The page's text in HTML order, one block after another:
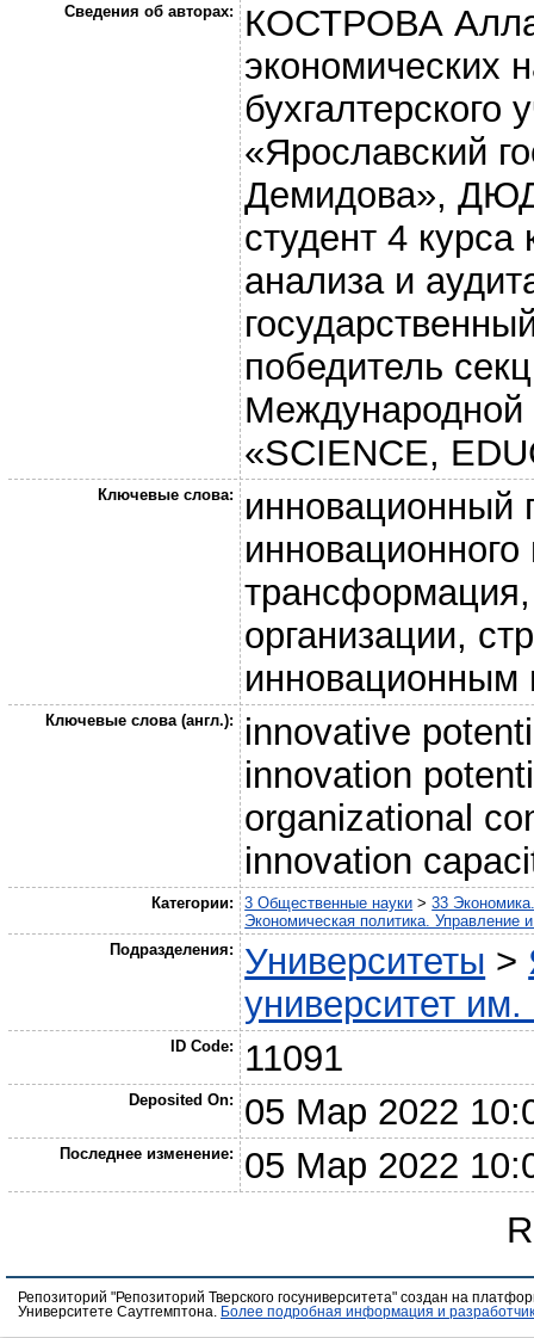
Сведения об авторах:
КОСТРОВА Алла
экономических
«Ярославский
Демидова»,
студент 4 курса
анализа и
победитель
Международной
«SCIENCE,
Ключевые слова:
инновационный
трансформация,
организации,
инновационным
Ключевые слова (англ.):
innovative
innovation
organizational
innovation
Категории: 3 Общественные науки >33
Экономическая политика. Управление
Подразделения:
Университеты >
университет
ID Code: 11091
Deposited On: 05 Мар 2022
Последнее изменение:
05 Мар 2022
Репозиторий "Репозиторий Тверского госуниверситета" создан на
Университете Саутгемптона. Более подробная информация и